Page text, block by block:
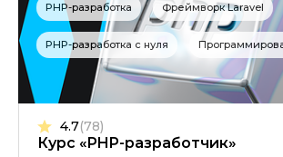
PHP-разработка Фреймворк Laravel
PHP-разработка с нуля
Курс «PHP-разработчик»
4.7(78)